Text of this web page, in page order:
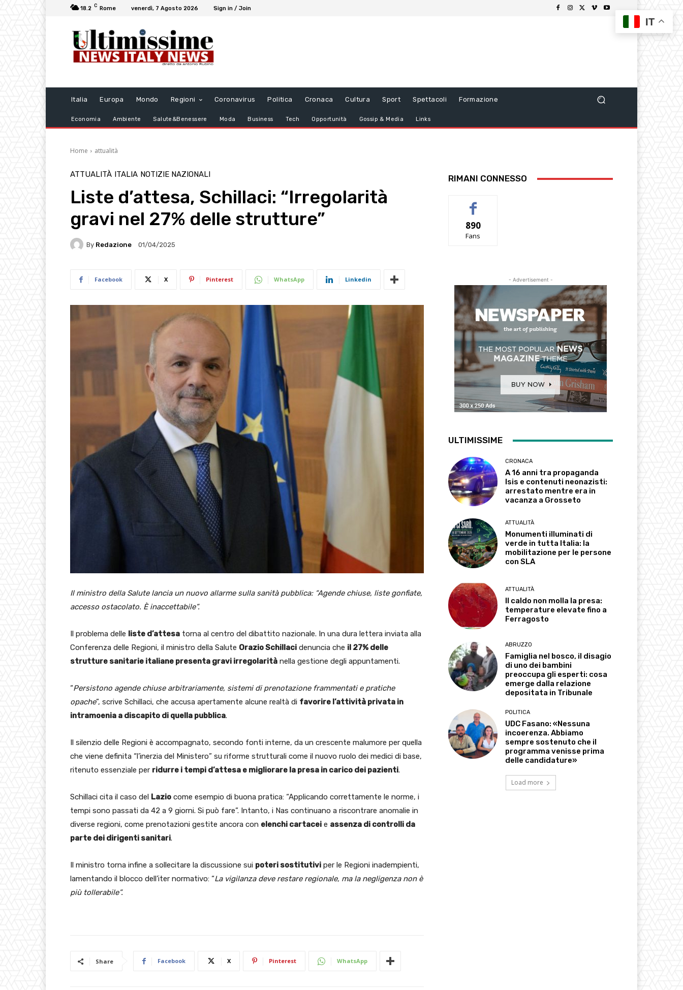
18.2 C Rome venerdì, 7 Agosto 2026 Sign in / Join
Italia Europa Mondo Regioni Coronavirus Politica Cronaca Cultura Sport Spettacoli Formazione
Economia Ambiente Salute&Benessere Moda Business Tech Opportunità Gossip & Media Links
Home attualità
ATTUALITÀ ITALIA NOTIZIE NAZIONALI
Liste d’attesa, Schillaci: “Irregolarità
gravi nel 27% delle strutture”
By Redazione 01/04/2025
Facebook X Pinterest WhatsApp Linkedin
Il ministro della Salute lancia un nuovo allarme sulla sanità pubblica: “Agende chiuse, liste gonfiate,
accesso ostacolato. È inaccettabile”.
Il problema delle liste d’attesa torna al centro del dibattito nazionale. In una dura lettera inviata alla
Conferenza delle Regioni, il ministro della Salute Orazio Schillaci denuncia che il 27% delle
strutture sanitarie italiane presenta gravi irregolarità nella gestione degli appuntamenti.
“Persistono agende chiuse arbitrariamente, sistemi di prenotazione frammentati e pratiche
opache”, scrive Schillaci, che accusa apertamente alcune realtà di favorire l’attività privata in
intramoenia a discapito di quella pubblica.
Il silenzio delle Regioni è accompagnato, secondo fonti interne, da un crescente malumore per quella
che viene definita “l’inerzia del Ministero” su riforme strutturali come il nuovo ruolo dei medici di base,
ritenuto essenziale per ridurre i tempi d’attesa e migliorare la presa in carico dei pazienti.
Schillaci cita il caso del Lazio come esempio di buona pratica: “Applicando correttamente le norme, i
tempi sono passati da 42 a 9 giorni. Si può fare”. Intanto, i Nas continuano a riscontrare anomalie in
diverse regioni, come prenotazioni gestite ancora con elenchi cartacei e assenza di controlli da
parte dei dirigenti sanitari.
Il ministro torna infine a sollecitare la discussione sui poteri sostitutivi per le Regioni inadempienti,
lamentando il blocco dell’iter normativo: “La vigilanza deve restare regionale, ma la negligenza non è
più tollerabile”.
Share Facebook X Pinterest WhatsApp
RIMANI CONNESSO
890
Fans
- Advertisement -
ULTIMISSIME
CRONACA
A 16 anni tra propaganda
Isis e contenuti neonazisti:
arrestato mentre era in
vacanza a Grosseto
ATTUALITÀ
Monumenti illuminati di
verde in tutta Italia: la
mobilitazione per le persone
con SLA
ATTUALITÀ
Il caldo non molla la presa:
temperature elevate fino a
Ferragosto
ABRUZZO
Famiglia nel bosco, il disagio
di uno dei bambini
preoccupa gli esperti: cosa
emerge dalla relazione
depositata in Tribunale
POLITICA
UDC Fasano: «Nessuna
incoerenza. Abbiamo
sempre sostenuto che il
programma venisse prima
delle candidature»
Load more
IT